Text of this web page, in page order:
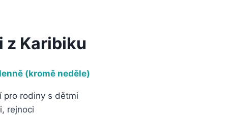
z Karibiku
​​(kromě neděle)
pro rodiny s dětmi
rejnoci